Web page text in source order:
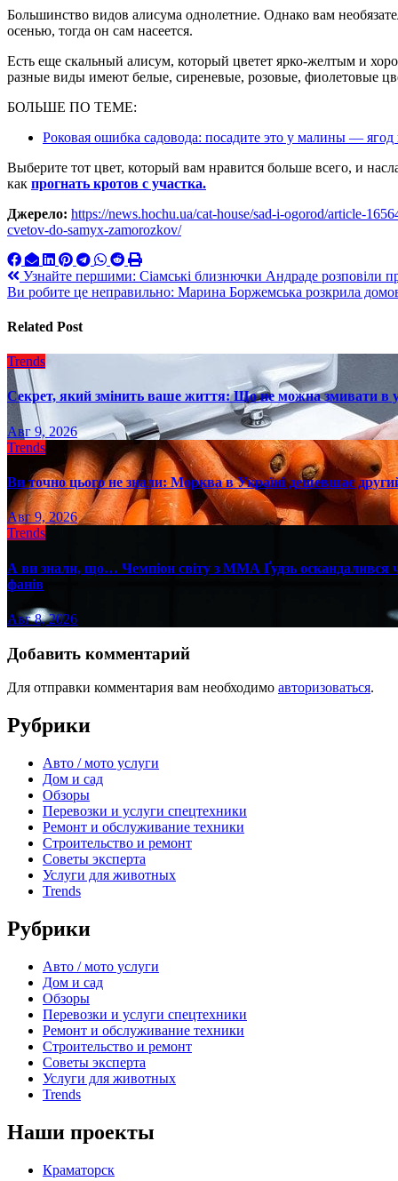
Большинство видов алисума однолетние. Однако вам
осенью, тогда он сам насеется.
Есть еще скальный алисум, который цветет ярко-желтым и
разные виды имеют белые, сиреневые, розовые, фиолетовые
БОЛЬШЕ ПО ТЕМЕ:
Роковая ошибка садовода: посадите это у малины — ягод
Выберите тот цвет, который вам нравится больше всего, и
как прогнать кротов с участка.
Джерело: https://news.hochu.ua/cat-house/sad-i-ogorod/article-
cvetov-do-samyx-zamorozkov/
Навигация
по
записям
Узнайте першими: Сіамські близнючки Андраде
Ви робите це неправильно: Марина Боржемська розкрила
Related Post
Trends
Секрет, який змінить ваше життя: Що не можна змивати в
Авг 9, 2026
Trends
Ви точно цього не знали: Морква в Україні дешевшає
Авг 9, 2026
Trends
А ви знали, що… Чемпіон світу з ММА Ґудзь оскандалився
фанів
Авг 8, 2026
Добавить комментарий
Для отправки комментария вам необходимо авторизоваться.
Рубрики
Авто / мото услуги
Дом и сад
Обзоры
Перевозки и услуги спецтехники
Ремонт и обслуживание техники
Строительство и ремонт
Советы эксперта
Услуги для животных
Trends
Рубрики
Авто / мото услуги
Дом и сад
Обзоры
Перевозки и услуги спецтехники
Ремонт и обслуживание техники
Строительство и ремонт
Советы эксперта
Услуги для животных
Trends
Наши проекты
Краматорск